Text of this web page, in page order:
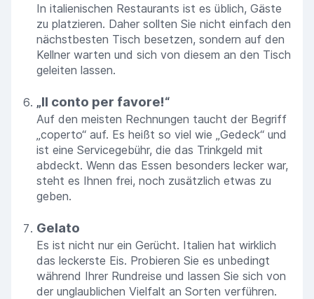
In italienischen Restaurants ist es üblich, Gäste
zu platzieren. Daher sollten Sie nicht einfach den
nächstbesten Tisch besetzen, sondern auf den
Kellner warten und sich von diesem an den Tisch
geleiten lassen.
„Il conto per favore!“
Auf den meisten Rechnungen taucht der Begriff
„coperto“ auf. Es heißt so viel wie „Gedeck“ und
ist eine Servicegebühr, die das Trinkgeld mit
abdeckt. Wenn das Essen besonders lecker war,
steht es Ihnen frei, noch zusätzlich etwas zu
geben.
Gelato
Es ist nicht nur ein Gerücht. Italien hat wirklich
das leckerste Eis. Probieren Sie es unbedingt
während Ihrer Rundreise und lassen Sie sich von
der unglaublichen Vielfalt an Sorten verführen.